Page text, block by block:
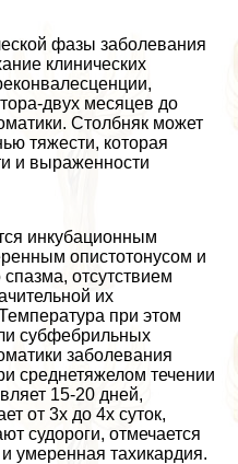
фазы заболевания
клинических
двух месяцев до
Столбняк может
тяжести, которая
и выраженности
инкубационным
опистотонусом и
отсутствием
их
при этом
субфебрильных
заболевания
среднетяжелом течении
15-20 дней,
от 3х до 4х суток,
судороги, отмечается
умеренная тахикардия.